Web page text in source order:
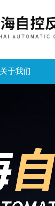
关于我们